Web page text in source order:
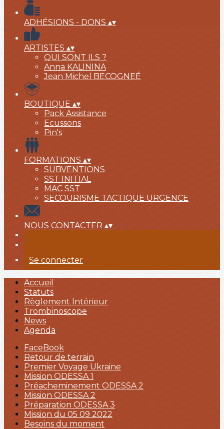
ADHÉSIONS - DONS ▴▾
ARTISTES ▴▾
QUI SONT ILS ?
Anna KALININA
Jean Michel BECOGNEÉ
BOUTIQUE ▴▾
Pack Assistance
Ecussons
Pin's
FORMATIONS ▴▾
SUBVENTIONS
SST INITIAL
MAC SST
SECOURISME TACTIQUE URGENCE
NOUS CONTACTER ▴▾
Se connecter
Accueil
Statuts
Règlement Intérieur
Trombinoscope
News
Agenda
FaceBook
Retour de terrain
Premier Voyage Ukraine
Mission ODESSA 1
Préacheminement ODESSA 2
Mission ODESSA 2
Préparation ODESSA 3
Mission du 05 09 2022
Besoins du moment